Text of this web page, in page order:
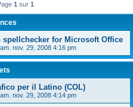
1 sur 1
spellchecker for Microsoft Office
nov. 29, 2008 4:16 pm
per il Latino (COL)
nov. 29, 2008 4:14 pm